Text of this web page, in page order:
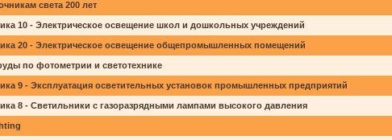
света 200 лет
10 - Электрическое освещение школ и дошкольных учреждений
20 - Электрическое освещение общепромышленных помещений
по фотометрии и светотехнике
9 - Эксплуатация осветительных установок промышленных предприятий
8 - Светильники с газоразрядными лампами высокого давления